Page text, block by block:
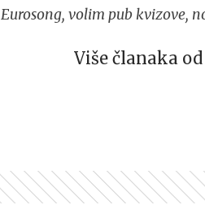
Eurosong, volim pub kvizove,
Više članaka od